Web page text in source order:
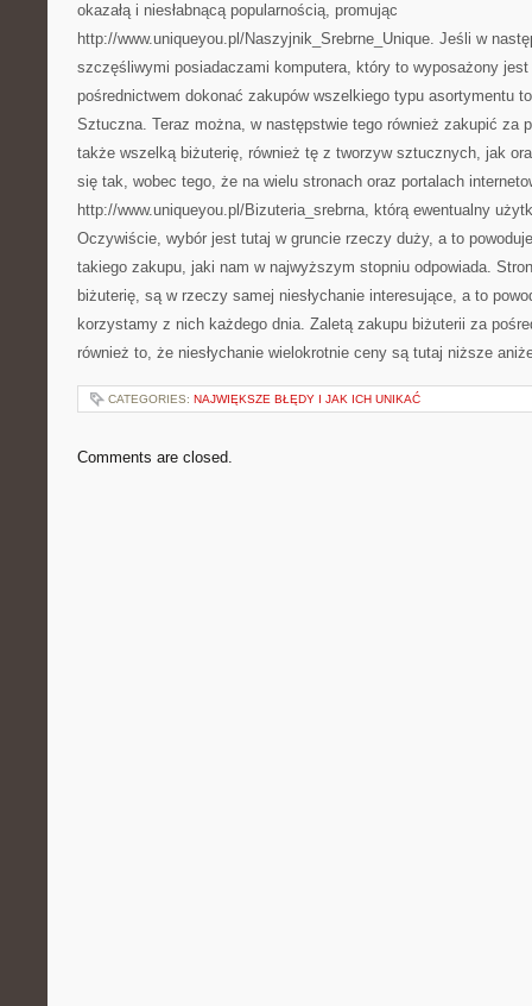
okazałą i niesłabnącą popularnością, promując
http://www.uniqueyou.pl/Naszyjnik_Srebrne_Unique. Jeśli w
szczęśliwymi posiadaczami komputera, który to wyposażony
pośrednictwem dokonać zakupów wszelkiego typu asortymentu
Sztuczna. Teraz można, w następstwie tego również zakupić za
także wszelką biżuterię, również tę z tworzyw sztucznych, jak
się tak, wobec tego, że na wielu stronach oraz portalach
http://www.uniqueyou.pl/Bizuteria_srebrna, którą ewentualny
Oczywiście, wybór jest tutaj w gruncie rzeczy duży, a to
takiego zakupu, jaki nam w najwyższym stopniu odpowiada.
biżuterię, są w rzeczy samej niesłychanie interesujące, a to
korzystamy z nich każdego dnia. Zaletą zakupu biżuterii za
również to, że niesłychanie wielokrotnie ceny są tutaj niższe
CATEGORIES: NAJWIĘKSZE BŁĘDY I JAK ICH UNIKAĆ
Comments are closed.